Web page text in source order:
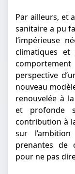
Par ailleurs, et
sanitaire a pu
l’impérieuse
climatiques et
perspective
nouveau
renouvelée à
et profonde
contribution à
sur
prenantes de
pour ne pas